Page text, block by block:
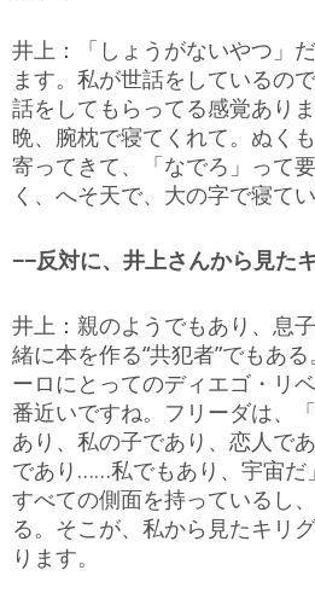
井上：「しょうがないやつ」
ます。私が世話をしているの
話をしてもらってる感覚あり
晩、腕枕で寝てくれて。ぬく
寄ってきて、「なでろ」って
く、へそ天で、大の字で寝てい
−−反対に、井上さんから見た
井上：親のようでもあり、息
緒に本を作る“共犯者”でもあ
ーロにとってのディエゴ・リ
番近いですね。フリーダは、
あり、私の子であり、恋人で
であり……私でもあり、宇宙だ
すべての側面を持っているし
る。そこが、私から見たキリ
ります。